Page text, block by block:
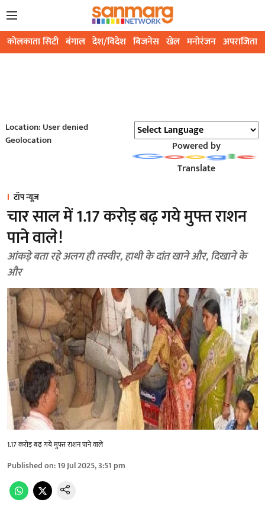
कोलकाता सिटी बंगाल देश/विदेश बिजनेस खेल मनोरंजन अपराजिता
Location: User denied
Geolocation
Powered by
Translate
टॉप न्यूज़
चार साल में 1.17 करोड़ बढ़ गये मुफ्त राशन
पाने वाले!
आंकड़े बता रहे अलग ही तस्वीर, हाथी के दांत खाने और, दिखाने के
और
1.17 करोड़ बढ़ गये मुफ्त राशन पाने वाले
Published on:19 Jul 2025, 3:51 pm